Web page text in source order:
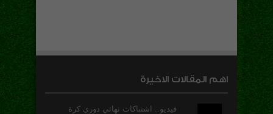
اهم المقالات الاخيرة
فيديو.. اشتباكات نهائي دوري كرة